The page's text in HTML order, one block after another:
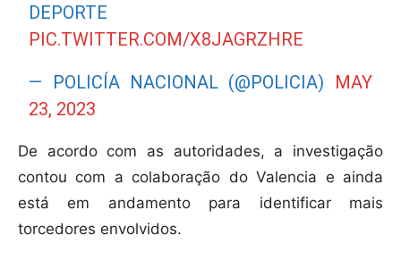
DEPORTE
PIC.TWITTER.COM/X8JAGRZHRE
— POLICÍA NACIONAL (@POLICIA) MAY
23, 2023
De acordo com as autoridades, a investigação
contou com a colaboração do Valencia e ainda
está em andamento para identificar mais
torcedores envolvidos.